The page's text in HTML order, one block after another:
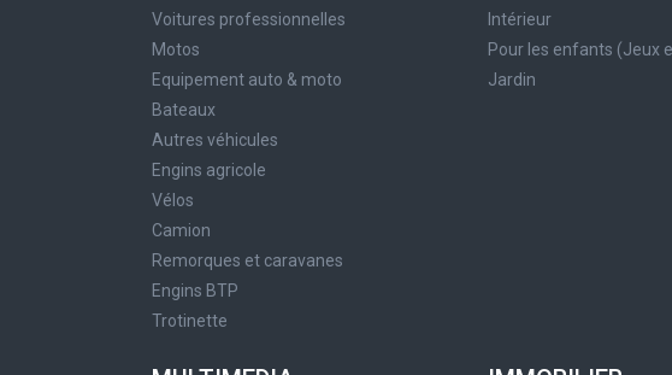
Voitures professionnelles
Motos
Equipement auto & moto
Bateaux
Autres véhicules
Engins agricole
Vélos
Camion
Remorques et caravanes
Engins BTP
Trotinette
Intérieur
Pour les enfants (Jeux
Jardin